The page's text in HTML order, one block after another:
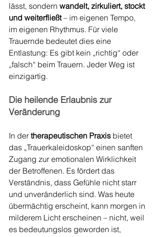
lässt, sondern wandelt, zirkuliert, stockt
und weiterfließt – im eigenen Tempo,
im eigenen Rhythmus. Für viele
Trauernde bedeutet dies eine
Entlastung: Es gibt kein „richtig“ oder
„falsch“ beim Trauern. Jeder Weg ist
einzigartig.
Die heilende Erlaubnis zur
Veränderung
In der therapeutischen Praxis bietet
das „Trauerkaleidoskop“ einen sanften
Zugang zur emotionalen Wirklichkeit
der Betroffenen. Es fördert das
Verständnis, dass Gefühle nicht starr
und unveränderlich sind. Was heute
übermächtig erscheint, kann morgen in
milderem Licht erscheinen – nicht, weil
es bedeutungslos geworden ist,